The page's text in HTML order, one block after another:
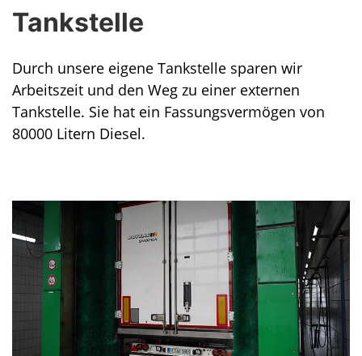
Tankstelle
Durch unsere eigene Tankstelle sparen wir
Arbeitszeit und den Weg zu einer externen
Tankstelle. Sie hat ein Fassungsvermögen von
80000 Litern Diesel.